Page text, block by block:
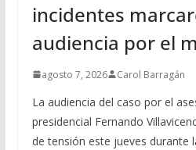
incidentes
audiencia por el
agosto 7, 2026 Carol Barragán
La audiencia del caso por el
presidencial Fernando
de tensión este jueves durante